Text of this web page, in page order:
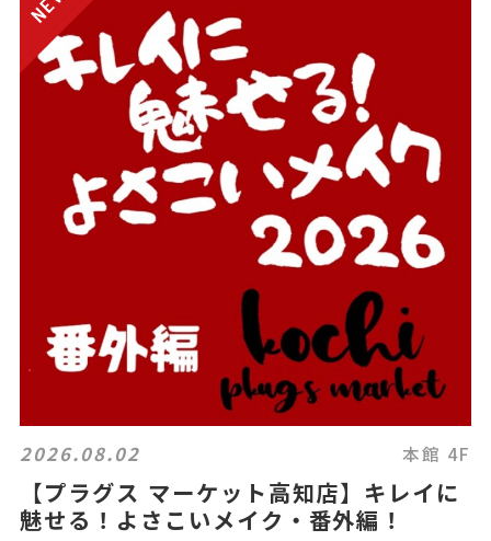
2026.08.02 本館 4F
【プラグス マーケット高知店】キレイに
魅せる！よさこいメイク・番外編！